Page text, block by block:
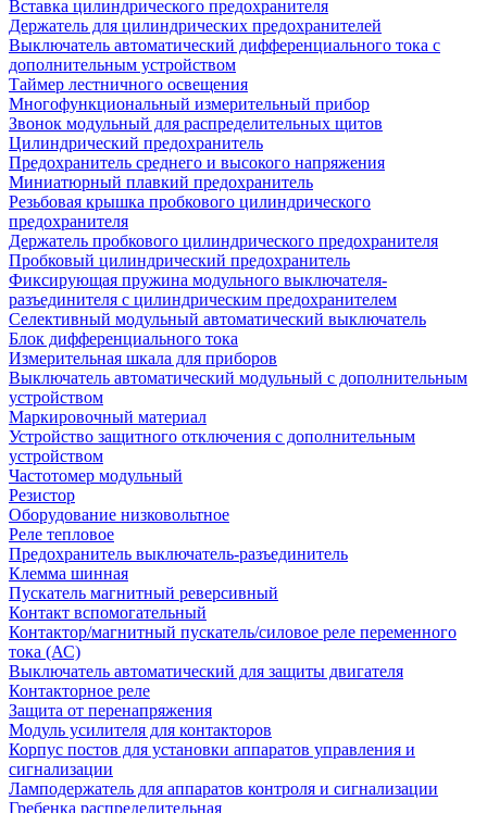
Вставка цилиндрического предохранителя
Держатель для цилиндрических предохранителей
Выключатель автоматический дифференциального тока с
дополнительным устройством
Таймер лестничного освещения
Многофункциональный измерительный прибор
Звонок модульный для распределительных щитов
Цилиндрический предохранитель
Предохранитель среднего и высокого напряжения
Миниатюрный плавкий предохранитель
Резьбовая крышка пробкового цилиндрического
предохранителя
Держатель пробкового цилиндрического предохранителя
Пробковый цилиндрический предохранитель
Фиксирующая пружина модульного выключателя-
разъединителя с цилиндрическим предохранителем
Селективный модульный автоматический выключатель
Блок дифференциального тока
Измерительная шкала для приборов
Выключатель автоматический модульный с дополнительным
устройством
Маркировочный материал
Устройство защитного отключения с дополнительным
устройством
Частотомер модульный
Резистор
Оборудование низковольтное
Реле тепловое
Предохранитель выключатель-разъединитель
Клемма шинная
Пускатель магнитный реверсивный
Контакт вспомогательный
Контактор/магнитный пускатель/силовое реле переменного
тока (АС)
Выключатель автоматический для защиты двигателя
Контакторное реле
Защита от перенапряжения
Модуль усилителя для контакторов
Корпус постов для установки аппаратов управления и
сигнализации
Ламподержатель для аппаратов контроля и сигнализации
Гребенка распределительная